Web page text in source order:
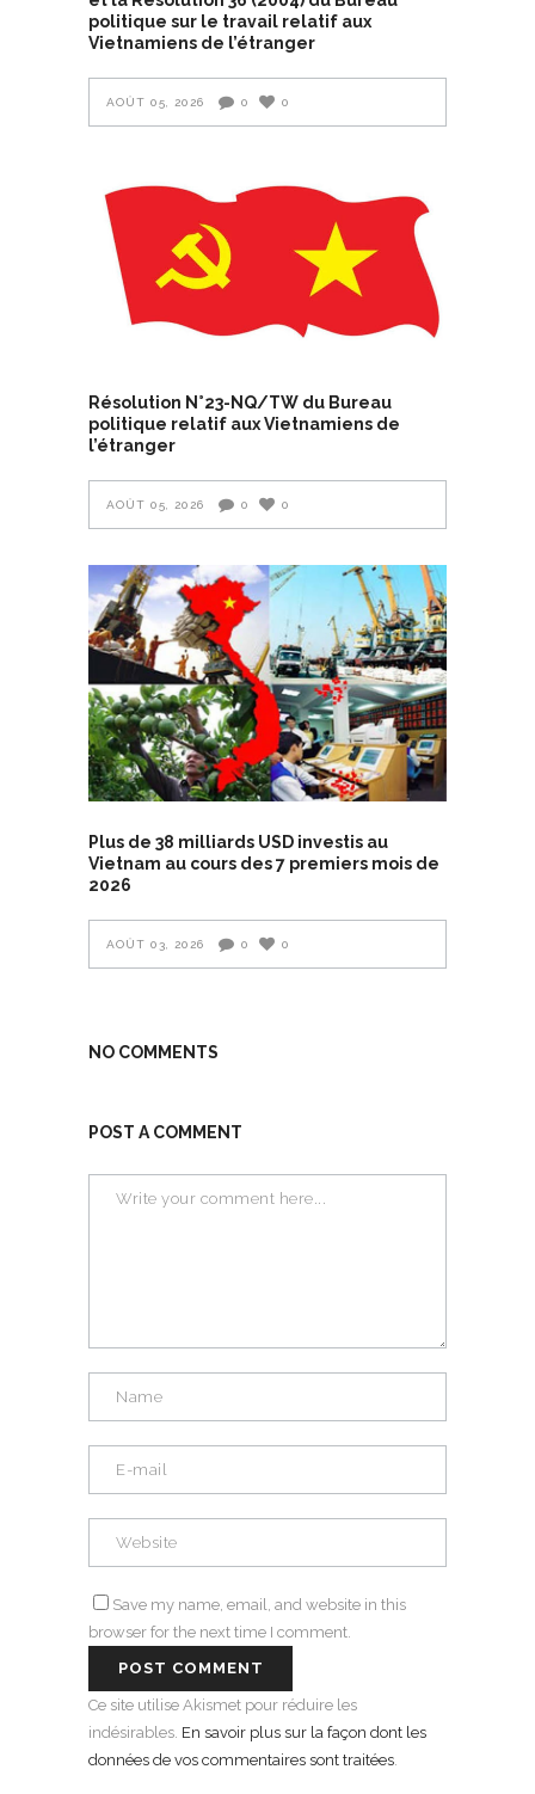
politique sur le travail relatif aux
Vietnamiens de l’étranger
AOÛT 05, 2026 0 0
Résolution N°23-NQ/TW du Bureau
politique relatif aux Vietnamiens de
l’étranger
AOÛT 05, 2026 0 0
Plus de 38 milliards USD investis au
Vietnam au cours des 7 premiers mois de
2026
AOÛT 03, 2026 0 0
NO COMMENTS
POST A COMMENT
Save my name, email, and website in this
browser for the next time I comment.
Ce site utilise Akismet pour réduire les
indésirables. En savoir plus sur la façon dont les
données de vos commentaires sont traitées.